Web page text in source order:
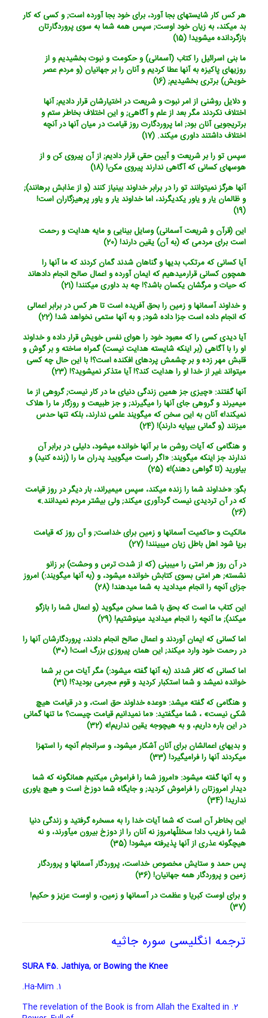
هر کس کار شایسته‏ای بجا آورد، برای خود بجا آورده است; و کسی که کار
بد می‏کند، به زیان خود اوست; سپس همه شما به سوی پروردگارتان
بازگردانده می‏شوید! (15)
ما بنی اسرائیل را کتاب (آسمانی) و حکومت و نبوت بخشیدیم و از
روزیهای پاکیزه به آنها عطا کردیم و آنان را بر جهانیان (و مردم عصر
خویش) برتری بخشیدیم; (16)
و دلایل روشنی از امر نبوت و شریعت در اختیارشان قرار دادیم; آنها
اختلاف نکردند مگر بعد از علم و آگاهی; و این اختلاف بخاطر ستم و
برتری‏جویی آنان بود; اما پروردگارت روز قیامت در میان آنها در آنچه
اختلاف داشتند داوری می‏کند. (17)
سپس تو را بر شریعت و آیین حقی قرار دادیم; از آن پیروی کن و از
هوسهای کسانی که آگاهی ندارند پیروی مکن! (18)
آنها هرگز نمی‏توانند تو را در برابر خداوند بی‏نیاز کنند (و از عذابش برهانند);
و ظالمان یار و یاور یکدیگرند، اما خداوند یار و یاور پرهیزگاران است!
(19)
این (قرآن و شریعت آسمانی) وسایل بینایی و مایه هدایت و رحمت
است برای مردمی که (به آن) یقین دارند! (20)
آیا کسانی که مرتکب بدیها و گناهان شدند گمان کردند که ما آنها را
همچون کسانی قرارمی‏دهیم که ایمان آورده و اعمال صالح انجام داده‏اند
که حیات و مرگشان یکسان باشد؟! چه بد داوری می‏کنند! (21)
و خداوند آسمانها و زمین را بحق آفریده است تا هر کس در برابر اعمالی
که انجام داده است جزا داده شود; و به آنها ستمی نخواهد شد! (22)
آیا دیدی کسی را که معبود خود را هوای نفس خویش قرار داده و خداوند
او را با آگاهی (بر اینکه شایسته هدایت نیست) گمراه ساخته و بر گوش و
قلبش مهر زده و بر چشمش پرده‏ای افکنده است؟! با این حال چه کسی
می‏تواند غیر از خدا او را هدایت کند؟! آیا متذکر نمی‏شوید؟! (23)
آنها گفتند: «چیزی جز همین زندگی دنیای ما در کار نیست; گروهی از ما
می‏میرند و گروهی جای آنها را می‏گیرند; و جز طبیعت و روزگار ما را هلاک
نمی‏کند!» آنان به این سخن که می‏گویند علمی ندارند، بلکه تنها حدس
می‏زنند (و گمانی بی‏پایه دارند)! (24)
و هنگامی که آیات روشن ما بر آنها خوانده می‏شود، دلیلی در برابر آن
ندارند جز اینکه می‏گویند: «اگر راست می‏گویید پدران ما را (زنده کنید) و
بیاورید (تا گواهی دهند)!» (25)
بگو: «خداوند شما را زنده می‏کند، سپس می‏میراند، بار دیگر در روز قیامت
که در آن تردیدی نیست گردآوری می‏کند; ولی بیشتر مردم نمی‏دانند.»
(26)
مالکیت و حاکمیت آسمانها و زمین برای خداست; و آن روز که قیامت
برپا شود اهل باطل زیان می‏بینند! (27)
در آن روز هر امتی را می‏بینی (که از شدت ترس و وحشت) بر زانو
نشسته; هر امتی بسوی کتابش خوانده می‏شود، و (به آنها می‏گویند:) امروز
جزای آنچه را انجام می‏دادید به شما می‏دهند! (28)
این کتاب ما است که بحق با شما سخن می‏گوید (و اعمال شما را بازگو
می‏کند); ما آنچه را انجام می‏دادید می‏نوشتیم! (29)
اما کسانی که ایمان آوردند و اعمال صالح انجام دادند، پروردگارشان آنها را
در رحمت خود وارد می‏کند; این همان پیروزی بزرگ است! (30)
اما کسانی که کافر شدند (به آنها گفته می‏شود:) مگر آیات من بر شما
خوانده نمی‏شد و شما استکبار کردید و قوم مجرمی بودید؟! (31)
و هنگامی که گفته می‏شد: «وعده خداوند حق است، و در قیامت هیچ
شکی نیست‏» ، شما می‏گفتید: «ما نمی‏دانیم قیامت چیست؟ ما تنها گمانی
در این باره داریم، و به هیچ‏وجه یقین نداریم!» (32)
و بدیهای اعمالشان برای آنان آشکار می‏شود، و سرانجام آنچه را استهزا
می‏کردند آنها را فرامی‏گیرد! (33)
و به آنها گفته می‏شود: «امروز شما را فراموش می‏کنیم همان‏گونه که شما
دیدار امروزتان را فراموش کردید; و جایگاه شما دوزخ است و هیچ یاوری
ندارید! (34)
این بخاطر آن است که شما آیات خدا را به مسخره گرفتید و زندگی دنیا
شما را فریب داد! س‏خ‏للّهامروز نه آنان را از دوزخ بیرون می‏آورند، و نه
هیچ‏گونه عذری از آنها پذیرفته می‏شود! (35)
پس حمد و ستایش مخصوص خداست، پروردگار آسمانها و پروردگار
زمین و پروردگار همه جهانیان! (36)
و برای اوست کبریا و عظمت در آسمانها و زمین، و اوست عزیز و حکیم!
(37)
ترجمه انگلیسی سوره جاثیه
SURA 45. Jathiya, or Bowing the Knee
1. Ha-Mim.
2. The revelation of the Book is from Allah the Exalted in